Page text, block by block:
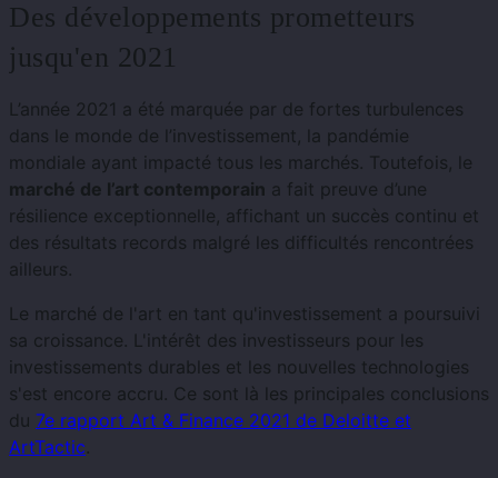
Des développements prometteurs
jusqu'en 2021
L’année 2021 a été marquée par de fortes turbulences
dans le monde de l’investissement, la pandémie
mondiale ayant impacté tous les marchés. Toutefois, le
marché de l’art contemporain a fait preuve d’une
résilience exceptionnelle, affichant un succès continu et
des résultats records malgré les difficultés rencontrées
ailleurs.
Le marché de l'art en tant qu'investissement a poursuivi
sa croissance. L'intérêt des investisseurs pour les
investissements durables et les nouvelles technologies
s'est encore accru. Ce sont là les principales conclusions
du 7e rapport Art & Finance 2021 de Deloitte et
ArtTactic.